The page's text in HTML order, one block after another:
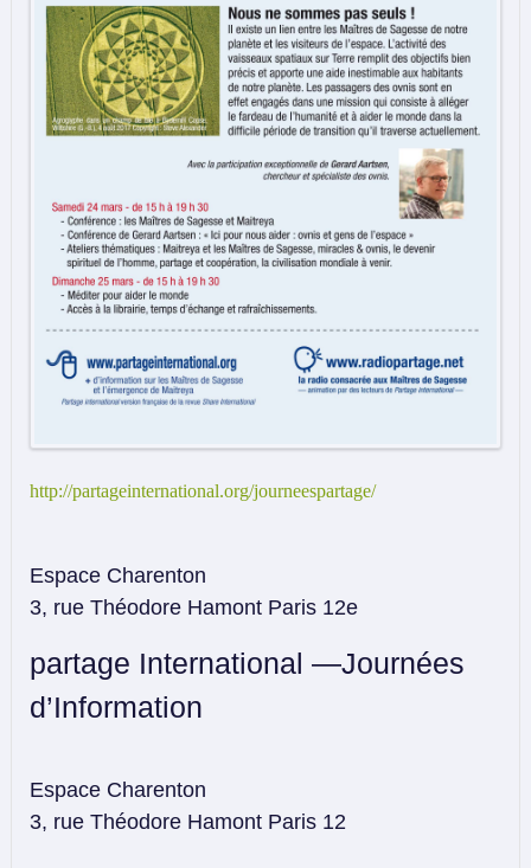
http://partageinternational.org/journeespartage/
Espace Charenton
3, rue Théodore Hamont Paris 12e
partage International —Journées
d’Information
Espace Charenton
3, rue Théodore Hamont Paris 12